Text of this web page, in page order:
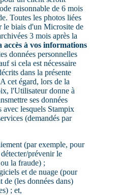
raisonnable de 6 mois
Toutes les photos liées
le biais d'un Microsite de
3 mois après la
accès à vos informations
données personnelles
si cela est nécessaire
dans la présente
cet égard, lors de la
l'Utilisateur donne à
ses données
avec lesquels Stampix
(demandés par
(par exemple, pour
prévenir le
la fraude) ;
et de nuage (pour
de (les données dans)
; et,